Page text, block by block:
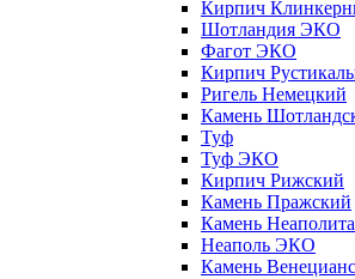
Кирпич
Шотландия ЭКО
Фагот ЭКО
Кирпич
Ригель Немецкий
Камень
Туф
Туф ЭКО
Кирпич Рижский
Камень Пражский
Камень
Неаполь ЭКО
Камень